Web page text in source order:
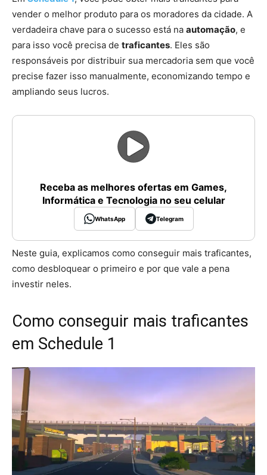
vender o melhor produto para os moradores da cidade. A
verdadeira chave para o sucesso está na automação, e
para isso você precisa de traficantes. Eles são
responsáveis por distribuir sua mercadoria sem que você
precise fazer isso manualmente, economizando tempo e
ampliando seus lucros.
Receba as melhores ofertas em Games,
Informática e Tecnologia no seu celular
WhatsApp Telegram
Neste guia, explicamos como conseguir mais traficantes,
como desbloquear o primeiro e por que vale a pena
investir neles.
Como conseguir mais traficantes
em Schedule 1